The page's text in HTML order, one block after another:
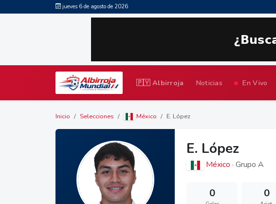
jueves 6 de agosto de 2026
🇵🇾 Albirroja Noticias En Vivo
Inicio Selecciones México E. López
E. López
México · Grupo A
0 0